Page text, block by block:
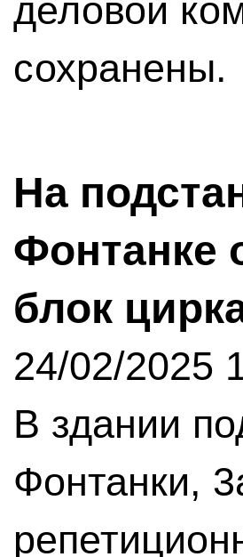
деловой
сохранены.
На
Фонтанке
блок
24/02/2025
В здании
Фонтанки,